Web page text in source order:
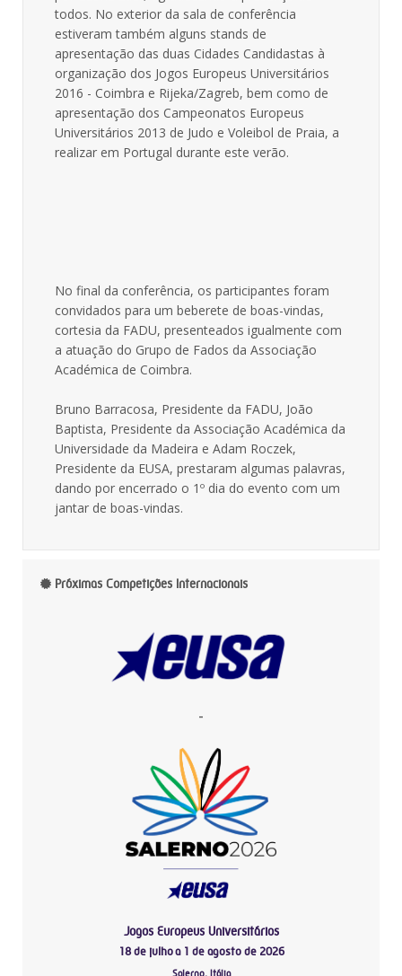
todos. No exterior da sala de conferência
estiveram também alguns stands de
apresentação das duas Cidades Candidastas à
organização dos Jogos Europeus Universitários
2016 - Coimbra e Rijeka/Zagreb, bem como de
apresentação dos Campeonatos Europeus
Universitários 2013 de Judo e Voleibol de Praia, a
realizar em Portugal durante este verão.
No final da conferência, os participantes foram
convidados para um beberete de boas-vindas,
cortesia da FADU, presenteados igualmente com
a atuação do Grupo de Fados da Associação
Académica de Coimbra.
Bruno Barracosa, Presidente da FADU, João
Baptista, Presidente da Associação Académica da
Universidade da Madeira e Adam Roczek,
Presidente da EUSA, prestaram algumas palavras,
dando por encerrado o 1º dia do evento com um
jantar de boas-vindas.
Próximas Competições Internacionais
-
Jogos Europeus Universitários
18 de julho a 1 de agosto de 2026
Salerno, Itália